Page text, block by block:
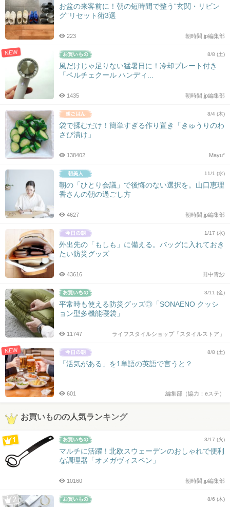
お盆の来客前に！朝の短時間で整う“玄関・リビン
グ”リセット術3選
朝時間.jp編集部
223
NEW 8/8 (土)
風だけじゃ足りない猛暑日に！冷却プレート付き
「ペルチェクール ハンディ...
朝時間.jp編集部
1435
8/4 (木)
袋で揉むだけ！簡単すぎる作り置き「きゅうりのわ
さび漬け」
Mayu*
138402
11/1 (水)
朝の「ひとり会議」で後悔のない選択を。山口恵理
香さんの朝の過ごし方
朝時間.jp編集部
4627
1/17 (水)
外出先の「もしも」に備える。バッグに入れておき
たい防災グッズ
田中青紗
43616
3/11 (金)
平常時も使える防災グッズ◎「SONAENO クッシ
ョン型多機能寝袋」
ライフスタイルショップ「スタイルストア」
11747
NEW 8/8 (土)
「活気がある」を1単語の英語で言うと？
編集部（協力：eステ）
601
お買いものの人気ランキング
3/17 (火)
マルチに活躍！北欧スウェーデンのおしゃれで便利
な調理器「オメガヴィスペン」
朝時間.jp編集部
10160
8/6 (木)